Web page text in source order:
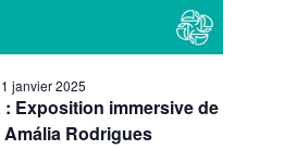
: Exposition immersive de
Amália Rodrigues
janvier 2025